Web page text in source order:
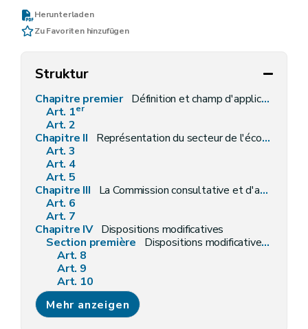
Herunterladen
Zu Favoriten hinzufügen
Struktur
Chapitre premier Définition et champ d'application
Art. 1er
Art. 2
Chapitre II
Représentation du secteur de l'économie sociale et reconnaissance des entreprises d'économie sociale
Art. 3
Art. 4
Art. 5
Chapitre III
La Commission consultative et d'agrément des entreprises d'économie sociale
Art. 6
Art. 7
Chapitre IV Dispositions modificatives
Section première
Dispositions modificatives du décret du 18 décembre 2003 relatif aux conditions auxquelles les entreprises d'insertion sont agréées et subventionnées
Art. 8
Art. 9
Art. 10
Art. 11
Section 2 Dispositions modificatives du décret du 27 mai 2004 relatif aux agences-conseils en économie sociale
Art. 12
Mehr anzeigen